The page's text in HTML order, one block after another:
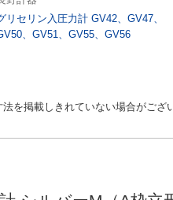
へ圧力（測定体）が
れているか
圧力が零である
測定体中の異物
リセリン入圧力計 GV42、GV47、
、GV51、GV55、GV56
を掲載しきれていない場合がござ